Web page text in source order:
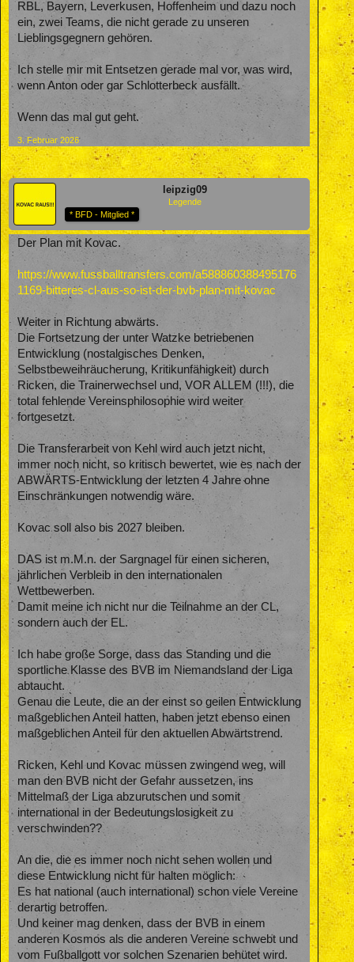
RBL, Bayern, Leverkusen, Hoffenheim und dazu noch
ein, zwei Teams, die nicht gerade zu unseren
Lieblingsgegnern gehören.
Ich stelle mir mit Entsetzen gerade mal vor, was wird,
wenn Anton oder gar Schlotterbeck ausfällt.
Wenn das mal gut geht.
3. Februar 2026
leipzig09
Legende
* BFD - Mitglied *
Der Plan mit Kovac.
https://www.fussballtransfers.com/a588860388495176
1169-bitteres-cl-aus-so-ist-der-bvb-plan-mit-kovac
Weiter in Richtung abwärts.
Die Fortsetzung der unter Watzke betriebenen
Entwicklung (nostalgisches Denken,
Selbstbeweihräucherung, Kritikunfähigkeit) durch
Ricken, die Trainerwechsel und, VOR ALLEM (!!!), die
total fehlende Vereinsphilosophie wird weiter
fortgesetzt.
Die Transferarbeit von Kehl wird auch jetzt nicht,
immer noch nicht, so kritisch bewertet, wie es nach der
ABWÄRTS-Entwicklung der letzten 4 Jahre ohne
Einschränkungen notwendig wäre.
Kovac soll also bis 2027 bleiben.
DAS ist m.M.n. der Sargnagel für einen sicheren,
jährlichen Verbleib in den internationalen
Wettbewerben.
Damit meine ich nicht nur die Teilnahme an der CL,
sondern auch der EL.
Ich habe große Sorge, dass das Standing und die
sportliche Klasse des BVB im Niemandsland der Liga
abtaucht.
Genau die Leute, die an der einst so geilen Entwicklung
maßgeblichen Anteil hatten, haben jetzt ebenso einen
maßgeblichen Anteil für den aktuellen Abwärtstrend.
Ricken, Kehl und Kovac müssen zwingend weg, will
man den BVB nicht der Gefahr aussetzen, ins
Mittelmaß der Liga abzurutschen und somit
international in der Bedeutungslosigkeit zu
verschwinden??
An die, die es immer noch nicht sehen wollen und
diese Entwicklung nicht für halten möglich:
Es hat national (auch international) schon viele Vereine
derartig betroffen.
Und keiner mag denken, dass der BVB in einem
anderen Kosmos als die anderen Vereine schwebt und
vom Fußballgott vor solchen Szenarien behütet wird.